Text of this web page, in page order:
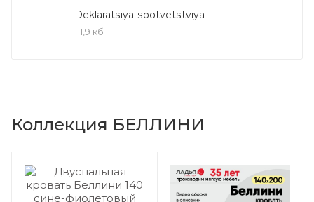
Deklaratsiya-sootvetstviya
111,9 кб
Коллекция БЕЛЛИНИ